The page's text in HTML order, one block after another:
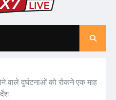
वाले दुर्घटनाओं को रोकने एक माह